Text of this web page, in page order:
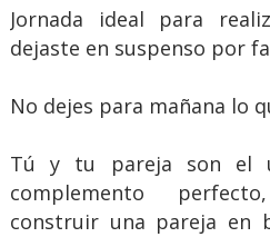
Jornada ideal para
dejaste en suspenso por
No dejes para mañana lo
Tú y tu pareja son el
complemento
construir una pareja en